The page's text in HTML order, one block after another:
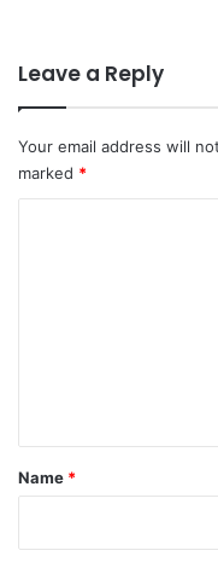
री
घ
ट
ना
Leave a Reply
Your email address will
marked *
*
Name *